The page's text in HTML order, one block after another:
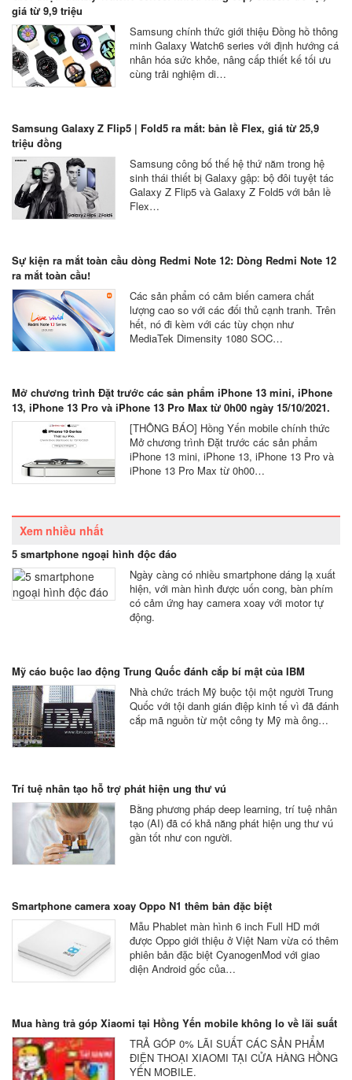
giá từ 9,9 triệu
Samsung chính thức giới thiệu Đồng hồ thông
minh Galaxy Watch6 series với định hướng cá
nhân hóa sức khỏe, nâng cấp thiết kế tối ưu
cùng trải nghiệm di…
Samsung Galaxy Z Flip5 | Fold5 ra mắt: bản lề Flex, giá từ 25,9
triệu đồng
Samsung công bố thế hệ thứ năm trong hệ
sinh thái thiết bị Galaxy gập: bộ đôi tuyệt tác
Galaxy Z Flip5 và Galaxy Z Fold5 với bản lề
Flex…
Sự kiện ra mắt toàn cầu dòng Redmi Note 12: Dòng Redmi Note 12
ra mắt toàn cầu!
Các sản phẩm có cảm biến camera chất
lượng cao so với các đối thủ cạnh tranh. Trên
hết, nó đi kèm với các tùy chọn như
MediaTek Dimensity 1080 SOC…
Mở chương trình Đặt trước các sản phẩm iPhone 13 mini, iPhone
13, iPhone 13 Pro và iPhone 13 Pro Max từ 0h00 ngày 15/10/2021.
[THÔNG BÁO] Hồng Yến mobile chính thức
Mở chương trình Đặt trước các sản phẩm
iPhone 13 mini, iPhone 13, iPhone 13 Pro và
iPhone 13 Pro Max từ 0h00…
Xem nhiều nhất
5 smartphone ngoại hình độc đáo
Ngày càng có nhiều smartphone dáng lạ xuất
hiện, với màn hình được uốn cong, bàn phím
có cảm ứng hay camera xoay với motor tự
động.
Mỹ cáo buộc lao động Trung Quốc đánh cắp bí mật của IBM
Nhà chức trách Mỹ buộc tội một người Trung
Quốc với tội danh gián điệp kinh tế vì đã đánh
cắp mã nguồn từ một công ty Mỹ mà ông…
Trí tuệ nhân tạo hỗ trợ phát hiện ung thư vú
Bằng phương pháp deep learning, trí tuệ nhân
tạo (AI) đã có khả năng phát hiện ung thư vú
gần tốt như con người.
Smartphone camera xoay Oppo N1 thêm bản đặc biệt
Mẫu Phablet màn hình 6 inch Full HD mới
được Oppo giới thiệu ở Việt Nam vừa có thêm
phiên bản đặc biệt CyanogenMod với giao
diện Android gốc của…
Mua hàng trả góp Xiaomi tại Hồng Yến mobile không lo về lãi suất
TRẢ GÓP 0% LÃI SUẤT CÁC SẢN PHẨM
ĐIỆN THOẠI XIAOMI TẠI CỬA HÀNG HỒNG
YẾN MOBILE.